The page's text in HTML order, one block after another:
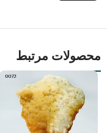
محصولات مرتبط